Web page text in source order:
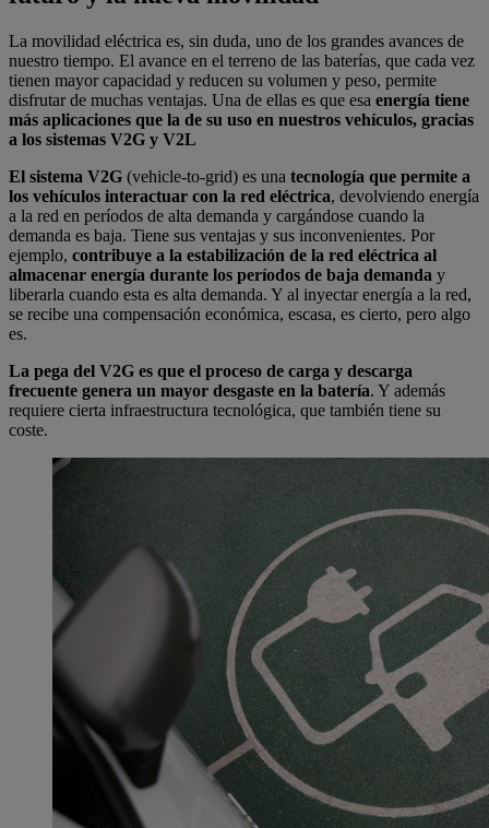
La movilidad eléctrica es, sin duda, uno de los grandes avances de
nuestro tiempo. El avance en el terreno de las baterías, que cada vez
tienen mayor capacidad y reducen su volumen y peso, permite
disfrutar de muchas ventajas. Una de ellas es que esa energía tiene
más aplicaciones que la de su uso en nuestros vehículos, gracias
a los sistemas V2G y V2L
El sistema V2G (vehicle-to-grid) es una tecnología que permite a
los vehículos interactuar con la red eléctrica, devolviendo energía
a la red en períodos de alta demanda y cargándose cuando la
demanda es baja. Tiene sus ventajas y sus inconvenientes. Por
ejemplo, contribuye a la estabilización de la red eléctrica al
almacenar energía durante los períodos de baja demanda y
liberarla cuando esta es alta demanda. Y al inyectar energía a la red,
se recibe una compensación económica, escasa, es cierto, pero algo
es.
La pega del V2G es que el proceso de carga y descarga
frecuente genera un mayor desgaste en la batería. Y además
requiere cierta infraestructura tecnológica, que también tiene su
coste.